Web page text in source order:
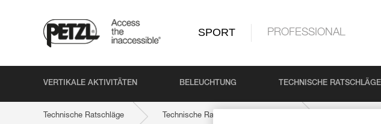
SPORT PROFESSIONAL
VERTIKALE AKTIVITÄTEN BELEUCHTUNG TECHNISCHE RATSCHLÄGE
Technische Ratschläge Technische Ratschläge nach Aktivität